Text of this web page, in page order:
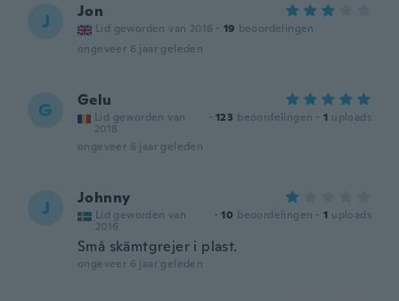
J Jon
Lid geworden van 2016 · 19 beoordelingen
ongeveer 6 jaar geleden
G Gelu
Lid geworden van
2018
· 123 beoordelingen · 1 uploads
ongeveer 6 jaar geleden
J Johnny
Lid geworden van
2016
· 10 beoordelingen · 1 uploads
Små skämtgrejer i plast.
ongeveer 6 jaar geleden